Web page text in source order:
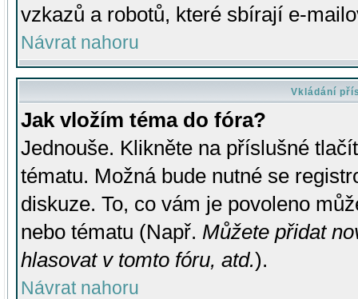
vzkazů a robotů, které sbírají e-
Návrat nahoru
Vkládání
Jak vložím téma do fóra?
Jednouše. Klikněte na příslušné
tématu. Možná bude nutné se
diskuze. To, co vám je povoleno
nebo tématu (Např. Můžete přidat
hlasovat v tomto fóru, atd.).
Návrat nahoru